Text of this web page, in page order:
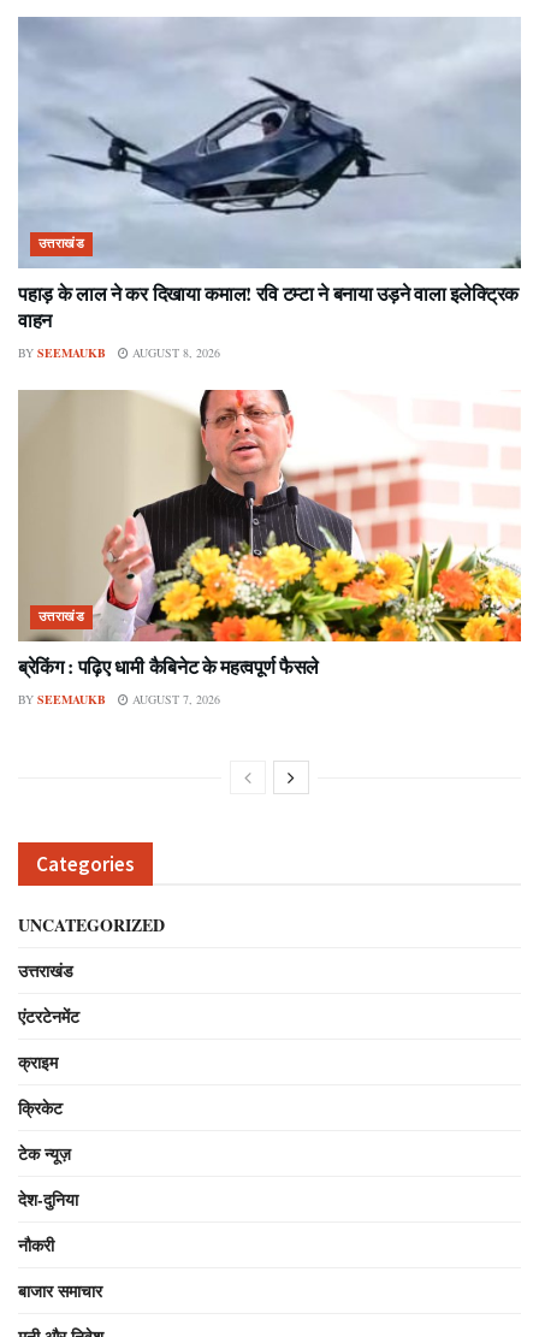
उत्तराखंड
पहाड़ के लाल ने कर दिखाया कमाल! रवि टम्टा ने बनाया उड़ने वाला इलेक्ट्रिक
वाहन
BY SEEMAUKB AUGUST 8, 2026
उत्तराखंड
ब्रेकिंग : पढ़िए धामी कैबिनेट के महत्वपूर्ण फैसले
BY SEEMAUKB AUGUST 7, 2026
Categories
UNCATEGORIZED
उत्तराखंड
एंटरटेनमेंट
क्राइम
क्रिकेट
टेक न्यूज़
देश-दुनिया
नौकरी
बाजार समाचार